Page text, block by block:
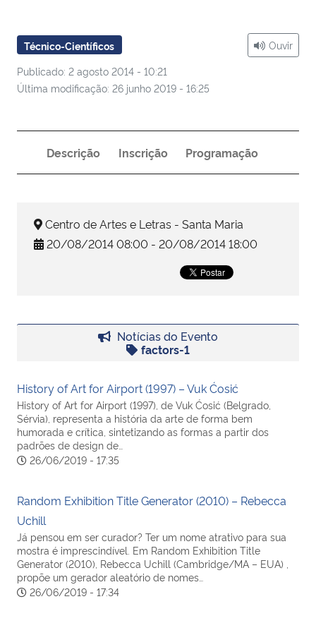
Ministério da Saúde
Ministério de Minas e Energia
Ministério do Meio Ambiente
Ministério do Desenvolvimento Regional
Secretaria de Governo
Gabinete de Segurança Institucional
Advocacia-Geral da União
Banco Central do Brasil
Planalto
Técnico-Científicos
Publicado: 2 agosto 2014 - 10:21
Última modificação: 26 junho 2019 - 16:25
Ouvir
Descrição Inscrição Programação
Centro de Artes e Letras - Santa Maria
20/08/2014 08:00 - 20/08/2014 18:00
Notícias do Evento
factors-1
History of Art for Airport (1997) – Vuk Ćosić
History of Art for Airport (1997), de Vuk Ćosić (Belgrado,
Sérvia), representa a história da arte de forma bem
humorada e crítica, sintetizando as formas a partir dos
padrões de design de…
26/06/2019 - 17:35
Random Exhibition Title Generator (2010) – Rebecca
Uchill
Já pensou em ser curador? Ter um nome atrativo para sua
mostra é imprescindível. Em Random Exhibition Title
Generator (2010), Rebecca Uchill (Cambridge/MA – EUA) ,
propõe um gerador aleatório de nomes…
26/06/2019 - 17:34